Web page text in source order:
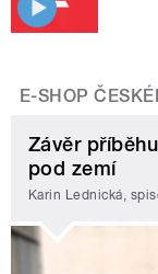
E-SHOP
Závěr
pod zemí
Karin Lednická,